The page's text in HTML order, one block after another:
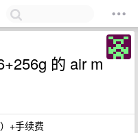
的 air m
+手续费